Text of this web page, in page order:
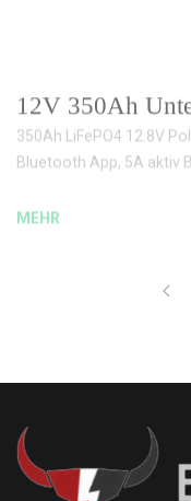
12V 350Ah
350Ah LiFePO4 12.8V
Bluetooth App, 5A aktiv
MEHR